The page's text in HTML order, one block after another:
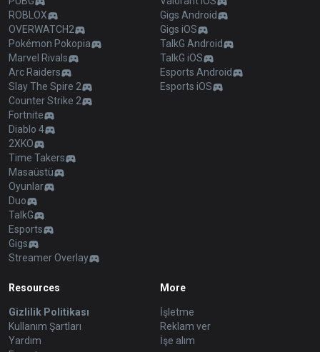
ROBLOX
OVERWATCH2
Pokémon Pokopia
Marvel Rivals
Arc Raiders
Slay The Spire 2
Counter Strike 2
Fortnite
Diablo 4
2XKO
Time Takers
Masaüstü
Oyunlar
Duo
TalkG
Esports
Gigs
Streamer Overlay
Gigs Android
Gigs iOS
TalkG Android
TalkG iOS
Esports Android
Esports iOS
Resources
Gizlilik Politikası
Kullanım Şartları
Yardım
More
İşletme
Reklam ver
İşe alım